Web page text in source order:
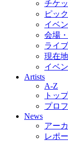
チケ
ピッ
イベ
会場
ライ
現在
イベ
Artists
A-Z
トッ
プロ
News
アー
レポ